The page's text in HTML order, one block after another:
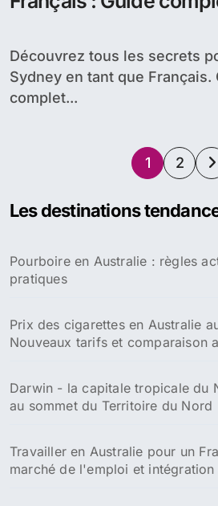
Découvrez tous les secrets pour s’installer à
Sydney en tant que Français.
complet...
des
1 2
Les destinations
Pourboire en Australie : règles
pratiques
Prix des cigarettes en Australie
Nouveaux tarifs et comparaison
Darwin - la capitale tropicale du
au sommet du Territoire du Nord
Travailler en Australie pour un
marché de l'emploi et